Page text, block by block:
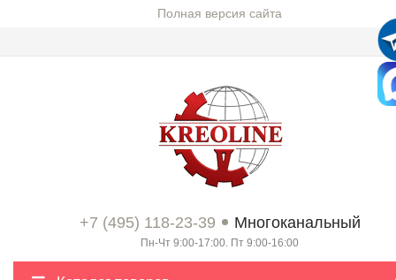
Полная версия сайта
+7 (495) 118-23-39 Многоканальный
Пн-Чт 9:00-17:00. Пт 9:00-16:00